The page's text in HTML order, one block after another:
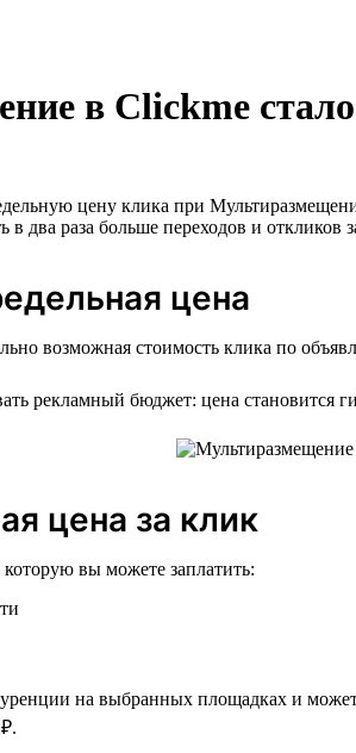
в Clickme
цену клика при
в два раза больше переходов и
цена
возможная стоимость клика по
рекламный бюджет: цена становится
цена за клик
вы можете заплатить:
на выбранных площадках и